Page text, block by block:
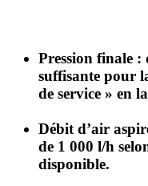
Pression finale :
suffisante pour
de service » en
Débit d’air
de 1 000 l/h
disponible.